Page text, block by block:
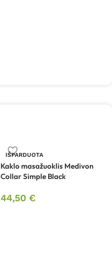
IŠPARDUOTA
Kaklo masažuoklis Medivon
Collar Simple Black
44,50 €